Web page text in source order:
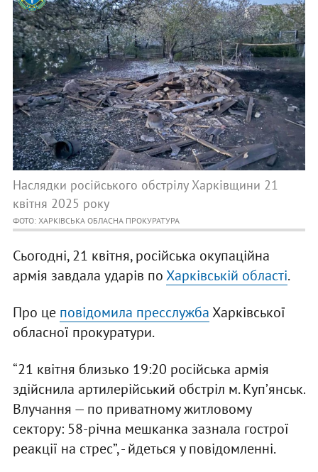
Наслядки російського обстрілу Харківщини 21
квітня 2025 року
ФОТО: ХАРКІВСЬКА ОБЛАСНА ПРОКУРАТУРА
Сьогодні, 21 квітня, російська окупаційна
армія завдала ударів поХарківській області.
Про це повідомила пресслужбаХарківської
обласної прокуратури.
“21 квітня близько 19:20 російська армія
здійснила артилерійський обстріл м. Купʼянськ.
Влучання — по приватному житловому
сектору: 58-річна мешканка зазнала гострої
реакції на стрес”, - йдеться у повідомленні.